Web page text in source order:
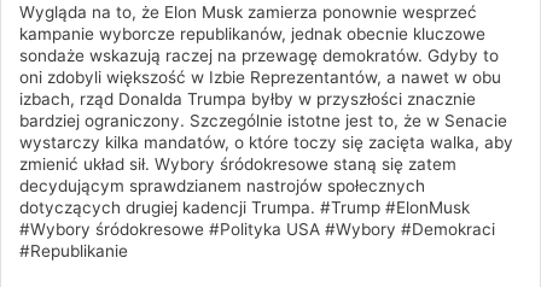
Wygląda na to, że Elon Musk zamierza ponownie wesprzeć
kampanie wyborcze republikanów, jednak obecnie kluczowe
sondaże wskazują raczej na przewagę demokratów. Gdyby to
oni zdobyli większość w Izbie Reprezentantów, a nawet w obu
izbach, rząd Donalda Trumpa byłby w przyszłości znacznie
bardziej ograniczony. Szczególnie istotne jest to, że w Senacie
wystarczy kilka mandatów, o które toczy się zacięta walka, aby
zmienić układ sił. Wybory śródokresowe staną się zatem
decydującym sprawdzianem nastrojów społecznych
dotyczących drugiej kadencji Trumpa. #Trump #ElonMusk
#Wybory śródokresowe #Polityka USA #Wybory #Demokraci
#Republikanie